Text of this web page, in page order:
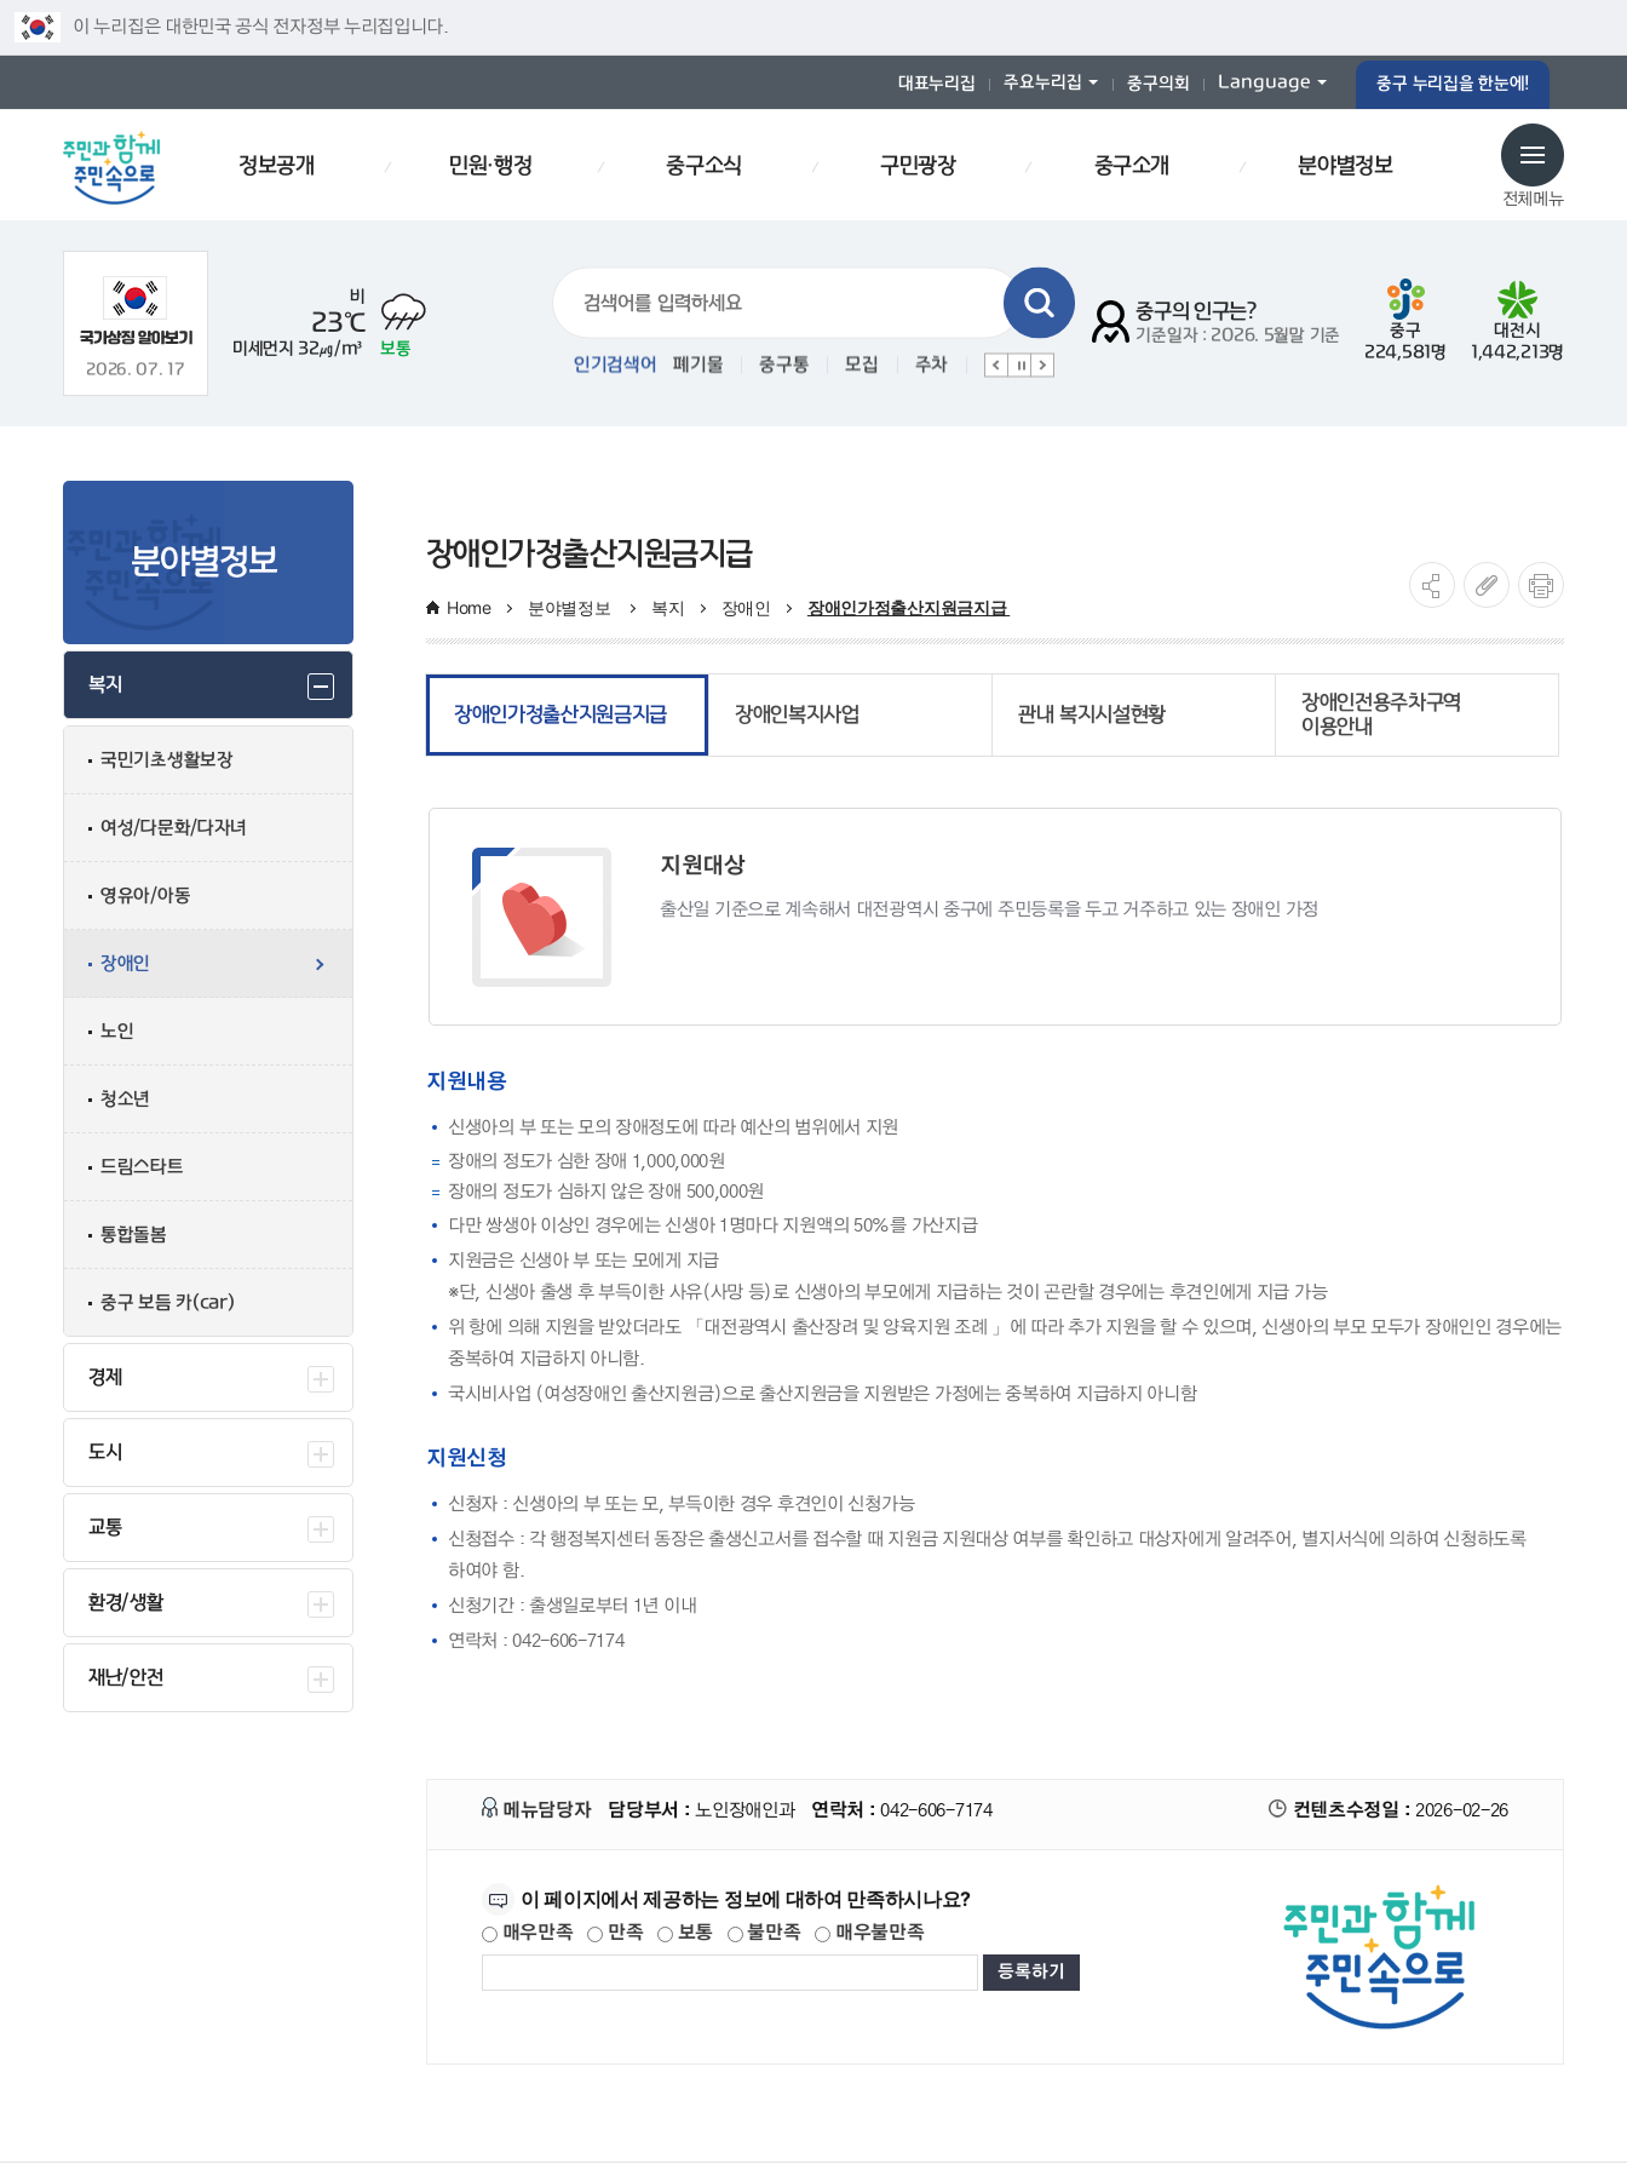
이 누리집은 대한민국 공식 전자정부 누리집입니다.
대표누리집 주요누리집 중구의회 Language 중구 누리집을 한눈에!
전체메뉴
정보공개 민원·행정 중구소식 구민광장 중구소개 분야별정보
2026. 07. 17
비
23℃
미세먼지 32㎍/m³ 보통
중구의 인구는?
기준일자 : 2026. 5월말 기준
중구
224,581명
대전시
1,442,213명
인기검색어
인사 경로당 폐기물스티커 폐기물 중구통 모집 주차 인사 재개발 폐기물스티커 폐기물
분야별정보
복지
국민기초생활보장
여성/다문화/다자녀
영유아/아동
장애인
노인
청소년
드림스타트
통합돌봄
중구 보듬 카(car)
경제
도시
교통
환경/생활
재난/안전
장애인가정출산지원금지급
Home 분야별정보 복지 장애인 장애인가정출산지원금지급
장애인가정출산지원금지급 장애인복지사업 관내 복지시설현황
장애인전용주차구역
이용안내
지원대상
출산일 기준으로 계속해서 대전광역시 중구에 주민등록을 두고 거주하고 있는 장애인 가정
지원내용
신생아의 부 또는 모의 장애정도에 따라 예산의 범위에서 지원
장애의 정도가 심한 장애 1,000,000원
장애의 정도가 심하지 않은 장애 500,000원
다만 쌍생아 이상인 경우에는 신생아 1명마다 지원액의 50%를 가산지급
지원금은 신생아 부 또는 모에게 지급
※단, 신생아 출생 후 부득이한 사유(사망 등)로 신생아의 부모에게 지급하는 것이 곤란할 경우에는 후견인에게 지급 가능
위 항에 의해 지원을 받았더라도 「대전광역시 출산장려 및 양육지원 조례 」에 따라 추가 지원을 할 수 있으며, 신생아의 부모 모두가 장애인인 경우에는
중복하여 지급하지 아니함.
국시비사업 (여성장애인 출산지원금)으로 출산지원금을 지원받은 가정에는 중복하여 지급하지 아니함
지원신청
신청자 : 신생아의 부 또는 모, 부득이한 경우 후견인이 신청가능
신청접수 : 각 행정복지센터 동장은 출생신고서를 접수할 때 지원금 지원대상 여부를 확인하고 대상자에게 알려주어, 별지서식에 의하여 신청하도록
하여야 함.
신청기간 : 출생일로부터 1년 이내
연락처 : 042-606-7174
메뉴담당자 담당부서 :노인장애인과 연락처 :042-606-7174 컨텐츠수정일 : 2026-02-26
이 페이지에서 제공하는 정보에 대하여 만족하시나요?
매우만족 만족 보통 불만족 매우불만족